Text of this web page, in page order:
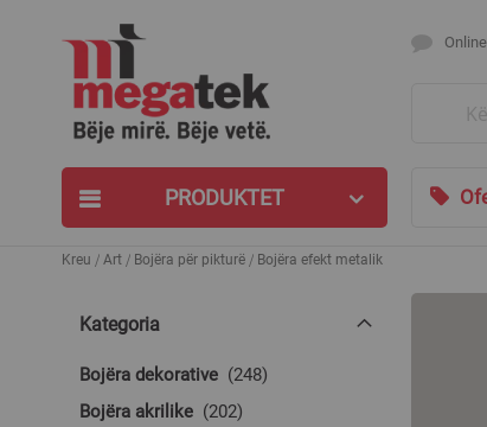
PRODUKTET
Kreu Art Bojëra për pikturë Bojëra efekt metalik
Kategoria
Bojëra dekorative 248produkte
Bojëra akrilike
202produkte